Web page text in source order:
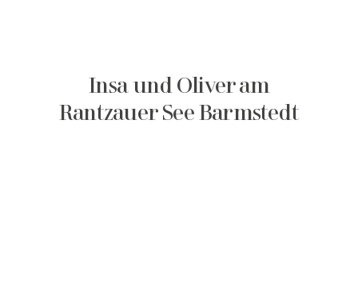
Insa und Oliver am
Rantzauer See Barmstedt